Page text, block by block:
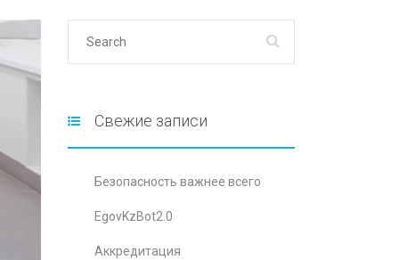
Свежие записи
Безопасность важнее всего
EgovKzBot2.0
Аккредитация